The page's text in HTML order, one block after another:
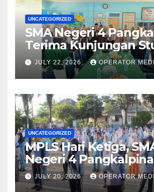
UNCATEGORIZED
SMA Negeri 4
Terima Kunjungan
Manajemen dari
1 Lubuk Besar
JULY 22, 2026 OPERATOR
UNCATEGORIZED
MPLS Hari Ketiga,
Negeri 4
Hadirkan BPMP,
untuk Bekali Murid
JULY 20, 2026 OPERATOR